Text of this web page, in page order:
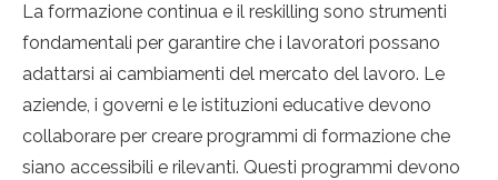
La formazione continua e il reskilling sono strumenti
fondamentali per garantire che i lavoratori possano
adattarsi ai cambiamenti del mercato del lavoro. Le
aziende, i governi e le istituzioni educative devono
collaborare per creare programmi di formazione che
siano accessibili e rilevanti. Questi programmi devono